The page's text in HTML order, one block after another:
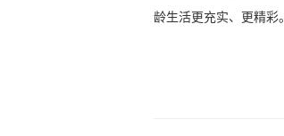
龄生活更充实、更精彩。